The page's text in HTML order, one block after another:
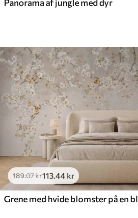
Panorama af jungle med dyr
189.07kr113 .44 kr